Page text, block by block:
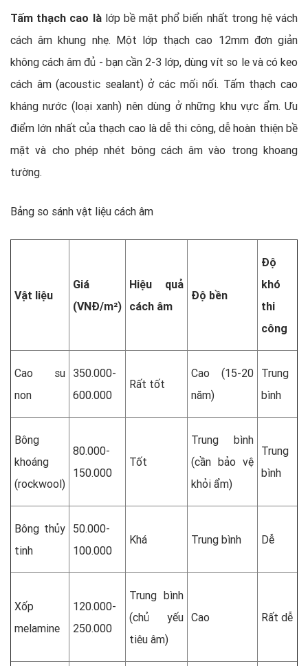
Tấm thạch cao là lớp bề mặt phổ biến nhất trong hệ vách
cách âm khung nhẹ. Một lớp thạch cao 12mm đơn giản
không cách âm đủ - bạn cần 2-3 lớp, dùng vít so le và có keo
cách âm (acoustic sealant) ở các mối nối. Tấm thạch cao
kháng nước (loại xanh) nên dùng ở những khu vực ẩm. Ưu
điểm lớn nhất của thạch cao là dễ thi công, dễ hoàn thiện bề
mặt và cho phép nhét bông cách âm vào trong khoang
tường.
Bảng so sánh vật liệu cách âm
Vật liệu
Giá
(VNĐ/m²)
Hiệu quả
cách âm
Độ bền
Độ
khó
thi
công
Cao su
non
350.000-
600.000
Rất tốt
Cao (15-20
năm)
Trung
bình
Bông
khoáng
(rockwool)
80.000-
150.000
Tốt
Trung bình
(cần bảo vệ
khỏi ẩm)
Trung
bình
Bông thủy
tinh
50.000-
100.000
Khá Trung bình Dễ
Xốp
melamine
120.000-
250.000
Trung bình
(chủ yếu
tiêu âm)
Cao Rất dễ